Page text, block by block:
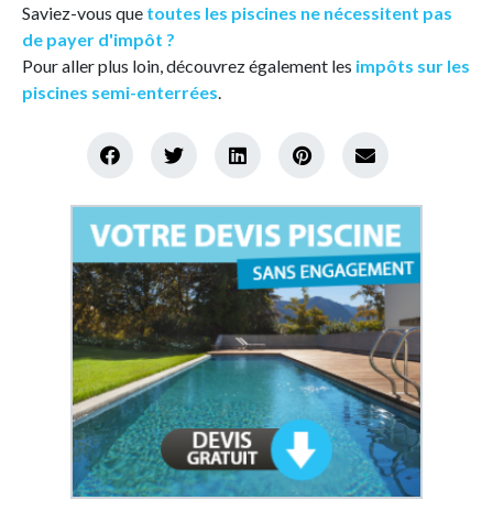
Saviez-vous que toutes les piscines ne nécessitent pas
de payer d'impôt ?
Pour aller plus loin, découvrez également les impôts sur les
piscines semi-enterrées